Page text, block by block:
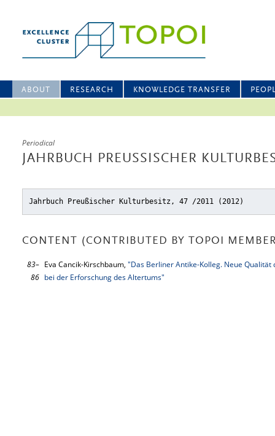
ABOUT RESEARCH KNOWLEDGE TRANSFER
Periodical
JAHRBUCH PREUSSISCHER
Jahrbuch Preußischer Kulturbesitz, 47 /2011 (2012)
CONTENT (CONTRIBUTED BY TOPOI
83–
86
Eva Cancik-Kirschbaum, "Das Berliner Antike-Kolleg. Neue
bei der Erforschung des Altertums"